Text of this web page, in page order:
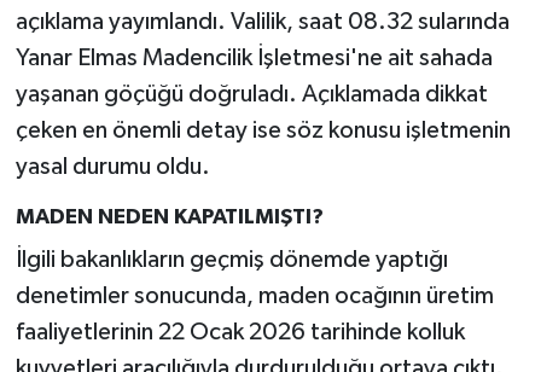
açıklama yayımlandı. Valilik, saat 08.32 sularında
Yanar Elmas Madencilik İşletmesi'ne ait sahada
yaşanan göçüğü doğruladı. Açıklamada dikkat
çeken en önemli detay ise söz konusu işletmenin
yasal durumu oldu.
MADEN NEDEN KAPATILMIŞTI?
İlgili bakanlıkların geçmiş dönemde yaptığı
denetimler sonucunda, maden ocağının üretim
faaliyetlerinin 22 Ocak 2026 tarihinde kolluk